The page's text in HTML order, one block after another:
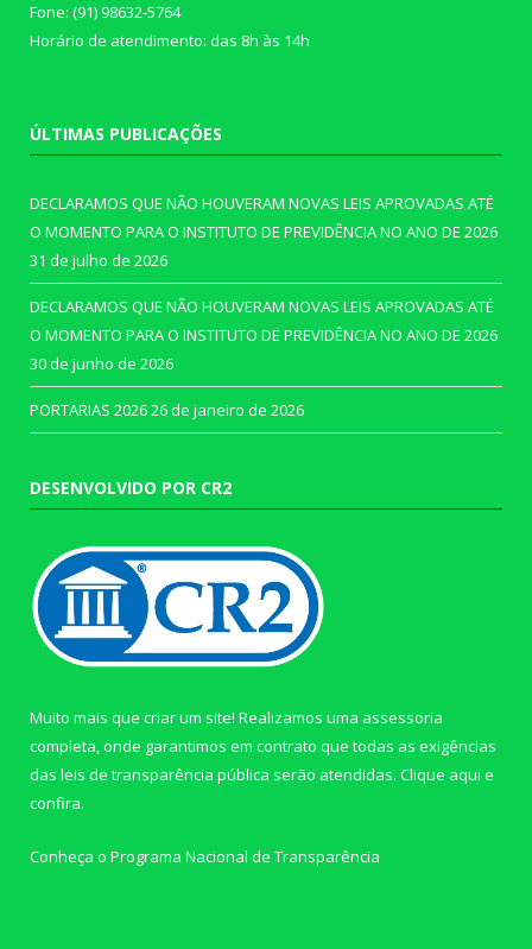
Fone: (91) 98632-5764
Horário de atendimento: das 8h às 14h
ÚLTIMAS PUBLICAÇÕES
DECLARAMOS QUE NÃO HOUVERAM NOVAS LEIS APROVADAS ATÉ
O MOMENTO PARA O INSTITUTO DE PREVIDÊNCIA NO ANO DE 2026
31 de julho de 2026
DECLARAMOS QUE NÃO HOUVERAM NOVAS LEIS APROVADAS ATÉ
O MOMENTO PARA O INSTITUTO DE PREVIDÊNCIA NO ANO DE 2026
30 de junho de 2026
PORTARIAS 202626 de janeiro de 2026
DESENVOLVIDO POR CR2
Muito mais que criar um site! Realizamos uma assessoria
completa, onde garantimos em contrato que todas as exigências
das leis de transparência pública serão atendidas. Clique aqui e
confira.
Conheça o Programa Nacional de Transparência